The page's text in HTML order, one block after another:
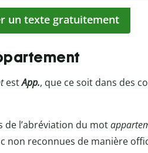
un texte gratuitement
estApp., que ce soit dans des
de l’abréviation du mot
non reconnues de manière